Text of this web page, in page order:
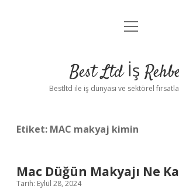
Anasayfa
Yasal Uyarı
menüyü
Best Ltd İş
Bestltd ile iş dünyası ve sektörel
Etiket: MAC makyaj kimin
Mac Düğün Makyajı Ne
Tarih: Eylül 28, 2024